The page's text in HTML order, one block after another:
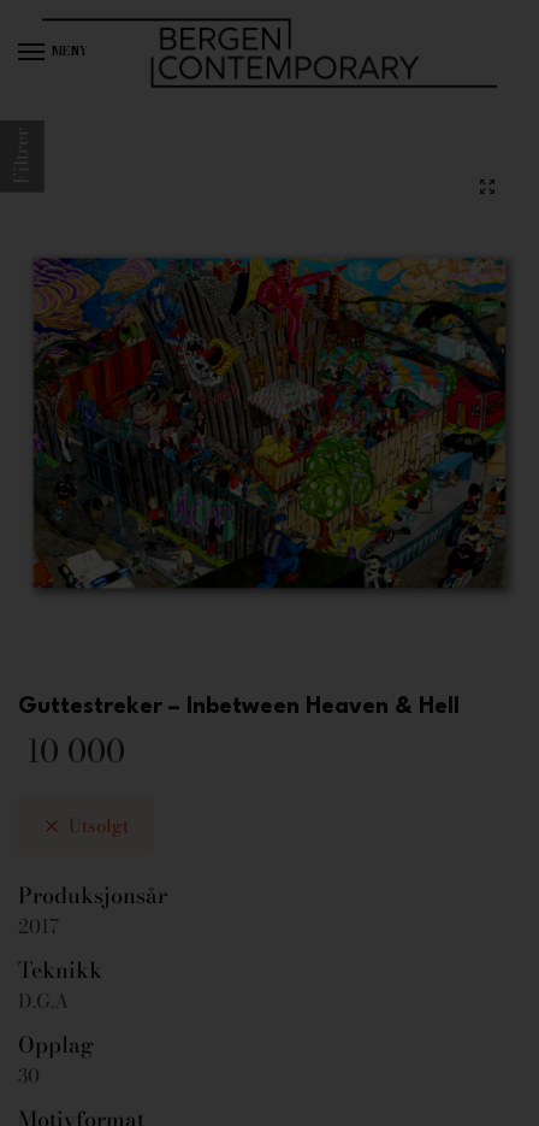
MENY
Guttestreker – Inbetween Heaven & Hell
10 000
Utsolgt
Produksjonsår
2017
Teknikk
D.G.A
Opplag
30
Motivformat
Filtrer